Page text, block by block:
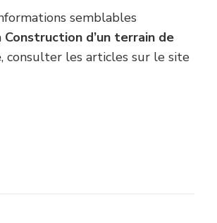
semblables
Construction d’un terrain de
, consulter les articles sur le site